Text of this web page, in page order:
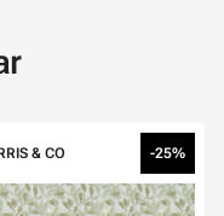
& CO -25%